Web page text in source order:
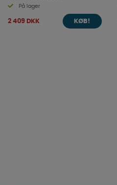
På lager
2 409 DKK KØB!